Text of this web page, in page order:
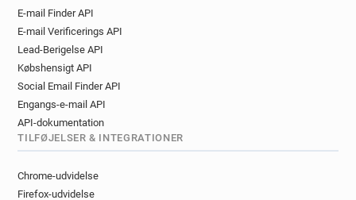
c***********@lewisham.gov.uk
y*********@lewisham.gov.uk
v********@lewisham.gov.uk
q********@lewisham.gov.uk
b*******@lewisham.gov.uk
y**********@lewisham.gov.uk
e*******@lewisham.gov.uk
b**********@lewisham.gov.uk
u**********@lewisham.gov.uk
p**********@lewisham.gov.uk
E-mail Finder API
E-mail Verificerings API
Lead-Berigelse API
Købshensigt API
Social Email Finder API
Engangs-e-mail API
API-dokumentation
TILFØJELSER & INTEGRATIONER
Chrome-udvidelse
Firefox-udvidelse